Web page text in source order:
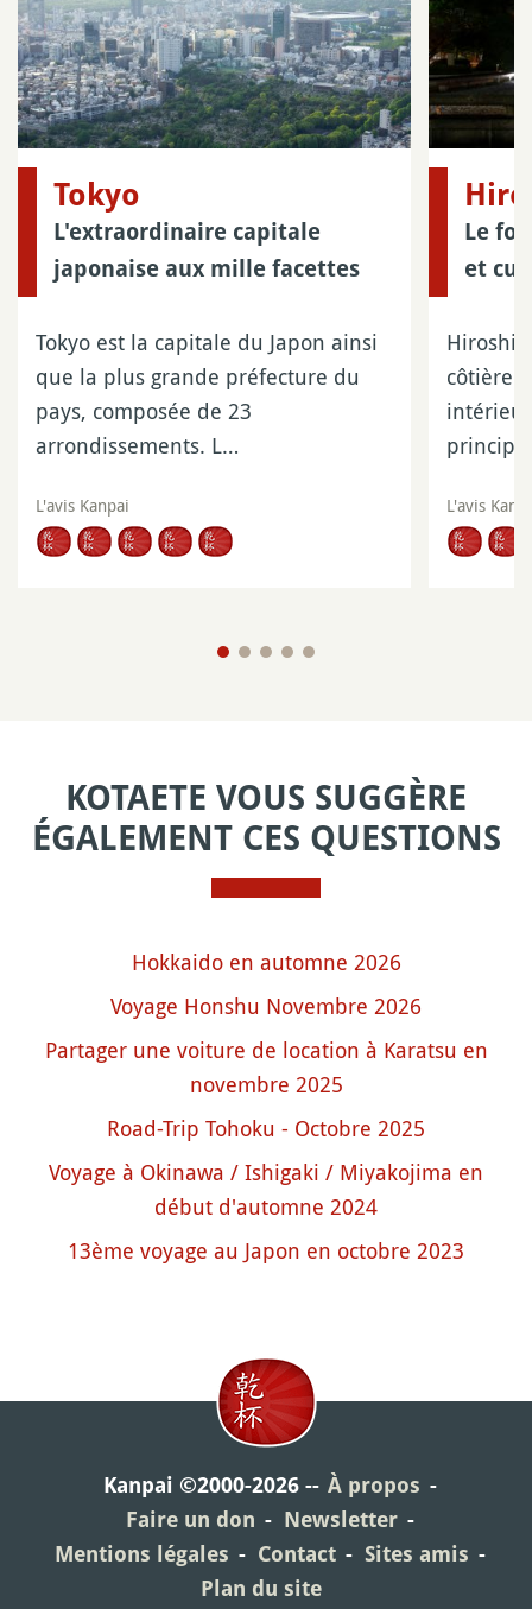
Tokyo
L'extraordinaire capitale
japonaise aux mille facettes
Tokyo est la capitale du Japon ainsi
que la plus grande préfecture du
pays, composée de 23
arrondissements. L…
L'avis Kanpai
Le
et
côtière
L'avis
KOTAETE VOUS SUGGÈRE
ÉGALEMENT CES QUESTIONS
Hokkaido en automne 2026
Voyage Honshu Novembre 2026
Partager une voiture de location à Karatsu en
novembre 2025
Road-Trip Tohoku - Octobre 2025
Voyage à Okinawa / Ishigaki / Miyakojima en
début d'automne 2024
13ème voyage au Japon en octobre 2023
Kanpai ©2000-2026
À propos
Faire un don
Newsletter
Mentions légales
Contact
Sites amis
Plan du site